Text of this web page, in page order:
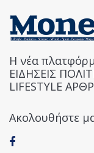
Η νέα
ΕΙΔΗΣΕΙΣ
LIFESTYLE
Ακολουθήστε